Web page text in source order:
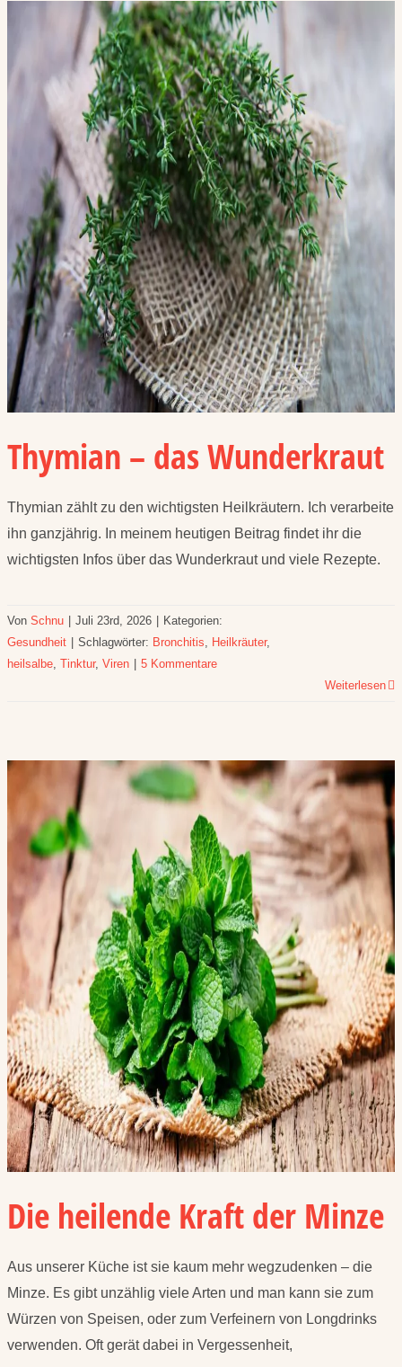
Thymian – das Wunderkraut
Thymian zählt zu den wichtigsten Heilkräutern. Ich verarbeite
ihn ganzjährig. In meinem heutigen Beitrag findet ihr die
wichtigsten Infos über das Wunderkraut und viele Rezepte.
Von Schnu Juli 23rd, 2026
Kategorien:
Gesundheit
Schlagwörter: Bronchitis, Heilkräuter,
heilsalbe, Tinktur, Viren
5 Kommentare
Weiterlesen
Die heilende Kraft der Minze
Aus unserer Küche ist sie kaum mehr wegzudenken – die
Minze. Es gibt unzählig viele Arten und man kann sie zum
Würzen von Speisen, oder zum Verfeinern von Longdrinks
verwenden. Oft gerät dabei in Vergessenheit,